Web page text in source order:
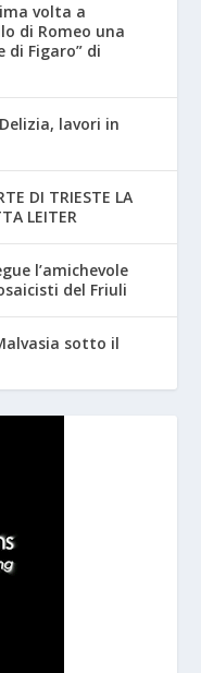
volta a
di Romeo una
di Figaro” di
lavori in
DI TRIESTE LA
LEITER
l’amichevole
del Friuli
sotto il